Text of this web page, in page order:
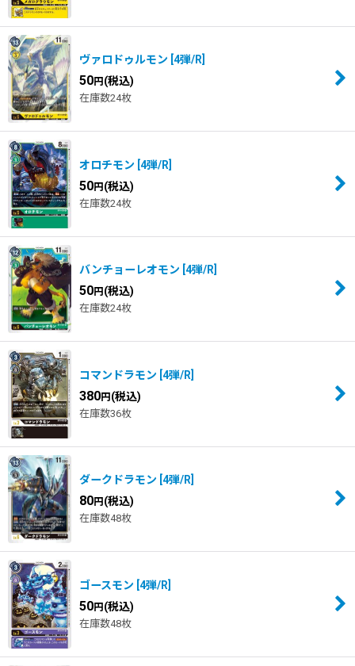
ヴァロドゥルモン 4弾/R
50円 (税込)
在庫数24枚
オロチモン 4弾/R
50円 (税込)
在庫数24枚
バンチョーレオモン 4弾/R
50円 (税込)
在庫数24枚
コマンドラモン 4弾/R
380円 (税込)
在庫数36枚
ダークドラモン 4弾/R
80円 (税込)
在庫数48枚
ゴースモン 4弾/R
50円 (税込)
在庫数48枚